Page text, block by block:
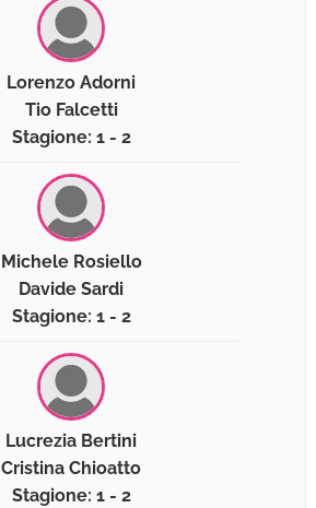
Lorenzo Adorni
Tio Falcetti
Stagione: 1 - 2
Michele Rosiello
Davide Sardi
Stagione: 1 - 2
Lucrezia Bertini
Cristina Chioatto
Stagione: 1 - 2